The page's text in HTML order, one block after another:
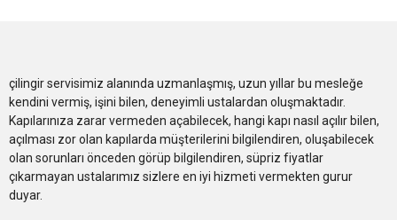
çilingir servisimiz alanında uzmanlaşmış, uzun yıllar bu mesleğe
kendini vermiş, işini bilen, deneyimli ustalardan oluşmaktadır.
Kapılarınıza zarar vermeden açabilecek, hangi kapı nasıl açılır bilen,
açılması zor olan kapılarda müşterilerini bilgilendiren, oluşabilecek
olan sorunları önceden görüp bilgilendiren, süpriz fiyatlar
çıkarmayan ustalarımız sizlere en iyi hizmeti vermekten gurur
duyar.